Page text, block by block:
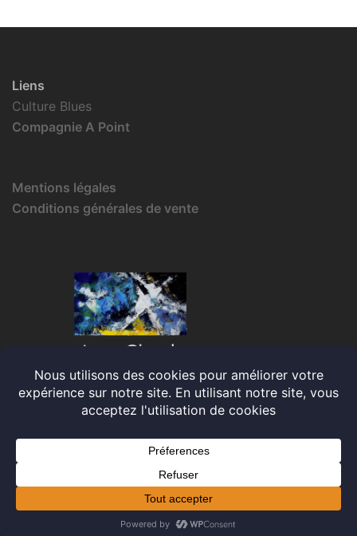
Liens
Culture Blues
Compagnie A Point
Mentions légales
Conditions générales de vente
© 2026 Jean-Claude IRMA. Fièrement propulsé par
Sydney